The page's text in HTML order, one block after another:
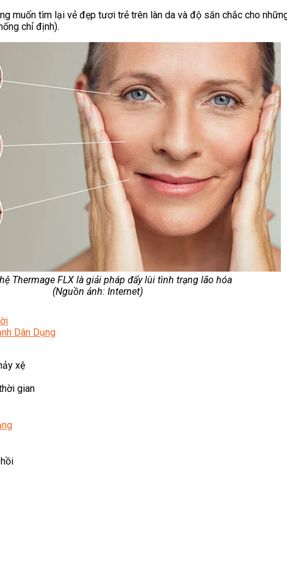
Dân Dụng
muốn tìm lại vẻ đẹp tươi trẻ trên làn da và độ săn chắc cho
chỉ định).
Thermage FLX là giải pháp đẩy lùi tình trạng lão hóa
(Nguồn ảnh: Internet)
xệ
gian